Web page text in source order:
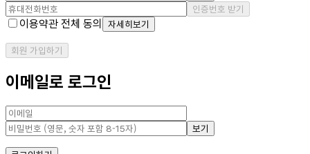
인증번호 받기
이용약관 전체 동의 자세히보기
회원 가입하기
이메일로 로그인
보기